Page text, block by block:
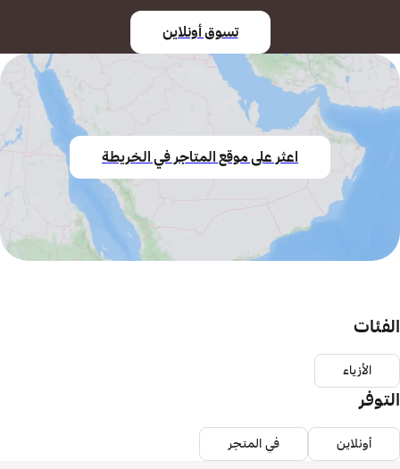
تسوق أونلاين
اعثر على موقع المتاجر في الخريطة
الفئات
الأزياء
التوفر
أونلاين في المتجر